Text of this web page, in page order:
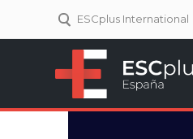
ESCplus International